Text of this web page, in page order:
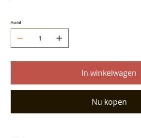
Aantal
In winkelwagen
Nu kopen